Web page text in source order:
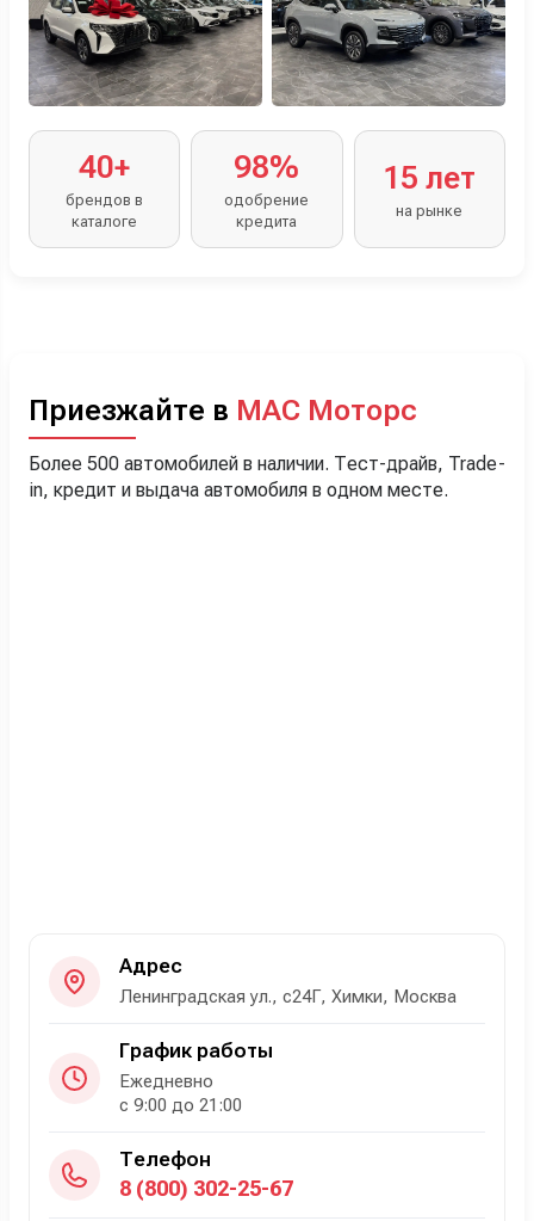
40+
брендов в
каталоге
98%
одобрение
кредита
15 лет
на рынке
Приезжайте в МАС Моторс
Более 500 автомобилей в наличии. Тест-драйв, Trade-
in, кредит и выдача автомобиля в одном месте.
Адрес
Ленинградская ул., с24Г, Химки, Москва
График работы
Ежедневно
с 9:00 до 21:00
Телефон
8 (800) 302-25-67